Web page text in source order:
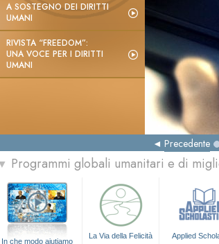
A SOSTEGNO DEI DIRITTI
UMANI
RIVISTA “FREEDOM”:
UNA VOCE PER I DIRITTI
UMANI
Precedente
Programmi globali umanitari e di
In che modo aiutiamo
La Via della Felicità Applied